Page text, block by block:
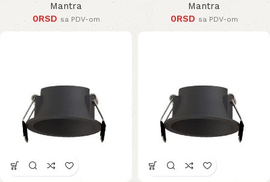
Mantra
0RSD sa PDV-om
Mantra
0RSD sa PDV-om